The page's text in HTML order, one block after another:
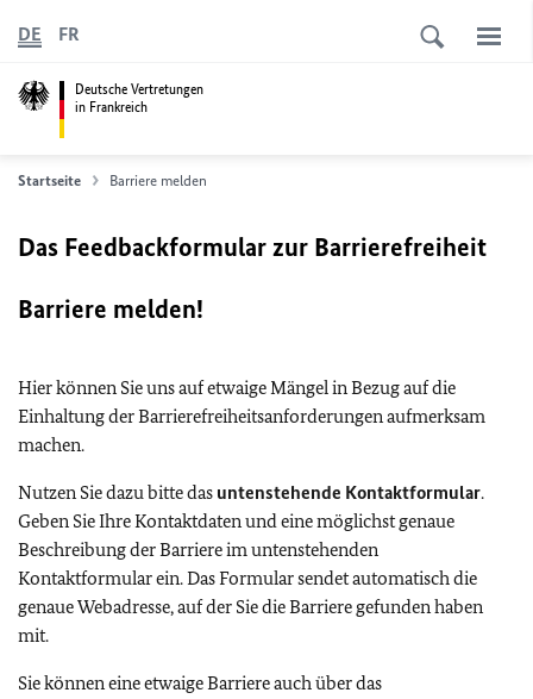
Deutsche Vertretungen
in Frankreich
DE FR
Startseite Barriere melden
Das Feedbackformular zur Barrierefreiheit
Barriere melden!
Hier können Sie uns auf etwaige Mängel in Bezug auf die
Einhaltung der Barrierefreiheitsanforderungen aufmerksam
machen.
Nutzen Sie dazu bitte das untenstehende Kontaktformular.
Geben Sie Ihre Kontaktdaten und eine möglichst genaue
Beschreibung der Barriere im untenstehenden
Kontaktformular ein. Das Formular sendet automatisch die
genaue Webadresse, auf der Sie die Barriere gefunden haben
mit.
Sie können eine etwaige Barriere auch über das